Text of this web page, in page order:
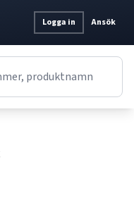
Logga in Ansök